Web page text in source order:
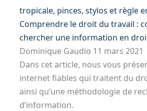
Comprendre le droit du travail :
chercher une information en
Dominique Gaudio 11 mars 2021
Dans cet article, nous vous
internet fiables qui traitent du
ainsi qu’une méthodologie de
d’information.